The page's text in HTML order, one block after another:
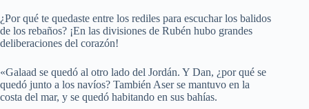
¿Por qué te quedaste entre los rediles para escuchar los balidos
de los rebaños? ¡En las divisiones de Rubén hubo grandes
deliberaciones del corazón!
«Galaad se quedó al otro lado del Jordán. Y Dan, ¿por qué se
quedó junto a los navíos? También Aser se mantuvo en la
costa del mar, y se quedó habitando en sus bahías.